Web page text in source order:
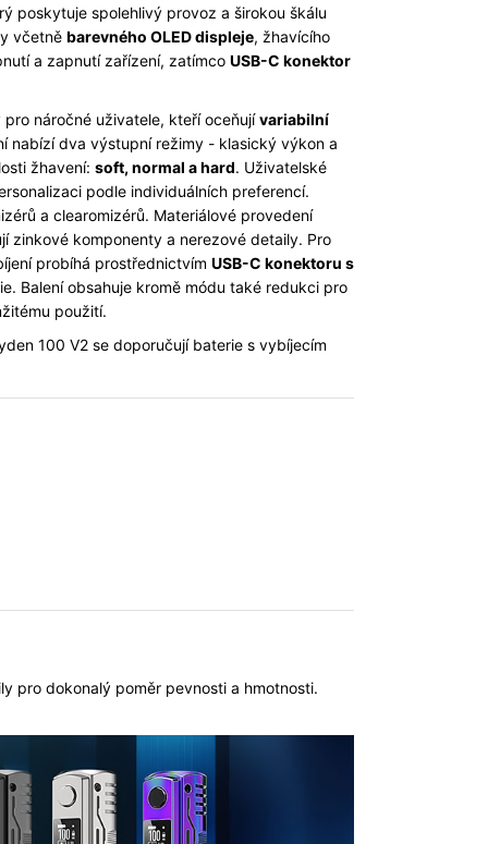
poskytuje spolehlivý provoz a širokou škálu
včetně barevného OLED displeje, žhavícího
a zapnutí zařízení, zatímco USB-C konektor
náročné uživatele, kteří oceňujívariabilní
nabízí dva výstupní režimy - klasický výkon a
žhavení: soft, normal a hard. Uživatelské
podle individuálních preferencí.
a clearomizérů. Materiálové provedení
zinkové komponenty a nerezové detaily. Pro
probíhá prostřednictvím USB-C konektoru s
Balení obsahuje kromě módu také redukci pro
použití.
100 V2 se doporučují baterie s vybíjecím
pro dokonalý poměr pevnosti a hmotnosti.